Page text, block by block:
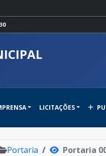
LICITAÇÕES
Portaria Portaria